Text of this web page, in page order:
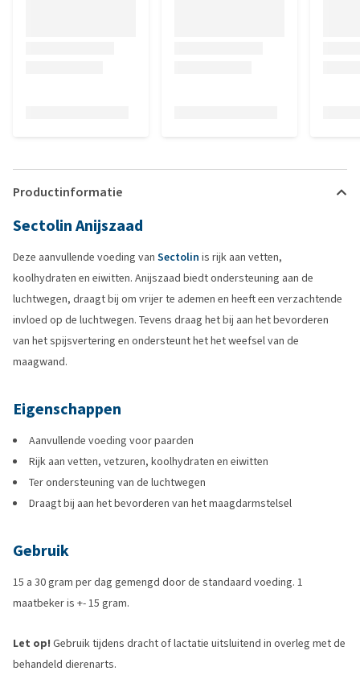
Productinformatie
Sectolin Anijszaad
Deze aanvullende voeding van Sectolin is rijk aan vetten,
koolhydraten en eiwitten. Anijszaad biedt ondersteuning aan de
luchtwegen, draagt bij om vrijer te ademen en heeft een verzachtende
invloed op de luchtwegen. Tevens draag het bij aan het bevorderen
van het spijsvertering en ondersteunt het het weefsel van de
maagwand.
Eigenschappen
Aanvullende voeding voor paarden
Rijk aan vetten, vetzuren, koolhydraten en eiwitten
Ter ondersteuning van de luchtwegen
Draagt bij aan het bevorderen van het maagdarmstelsel
Gebruik
15 a 30 gram per dag gemengd door de standaard voeding. 1
maatbeker is +- 15 gram.
Let op! Gebruik tijdens dracht of lactatie uitsluitend in overleg met de
behandeld dierenarts.